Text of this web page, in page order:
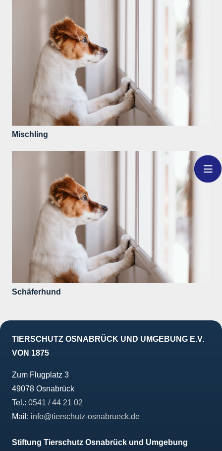
Mischling
Schäferhund
TIERSCHUTZ OSNABRÜCK UND UMGEBUNG E.V.
VON 1875
Zum Flugplatz 3
49078 Osnabrück
Tel.: 0541 / 44 21 02
Mail: info@tierschutz-osnabrueck.de
Stiftung Tierschutz Osnabrück und Umgebung